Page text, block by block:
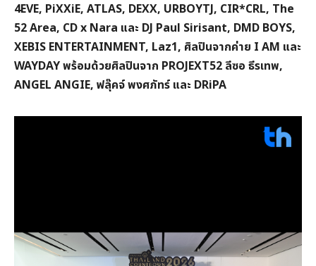
4EVE, PiXXiE, ATLAS, DEXX, URBOYTJ, CIR*CRL, The
52 Area, CD x Nara และ DJ Paul Sirisant, DMD BOYS,
XEBIS ENTERTAINMENT, Laz1, ศิลปินจากค่าย I AM และ
WAYDAY พร้อมด้วยศิลปินจาก PROJEXT52 ลีซอ ธีรเทพ,
ANGEL ANGIE, ฟลุ๊คจ์ พงศภัทร์ และ DRiPA